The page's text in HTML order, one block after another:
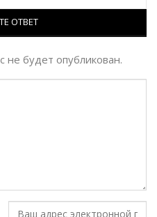
ОТВЕТ
будет опубликован.